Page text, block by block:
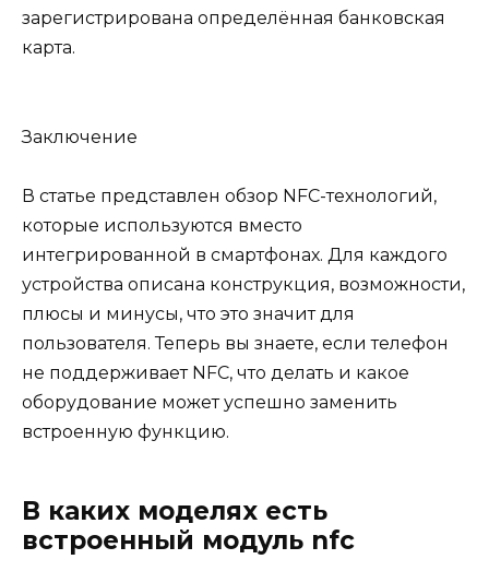
зарегистрирована определённая банковская
карта.
Заключение
В статье представлен обзор NFC-технологий,
которые используются вместо
интегрированной в смартфонах. Для каждого
устройства описана конструкция, возможности,
плюсы и минусы, что это значит для
пользователя. Теперь вы знаете, если телефон
не поддерживает NFC, что делать и какое
оборудование может успешно заменить
встроенную функцию.
В каких моделях есть
встроенный модуль nfc